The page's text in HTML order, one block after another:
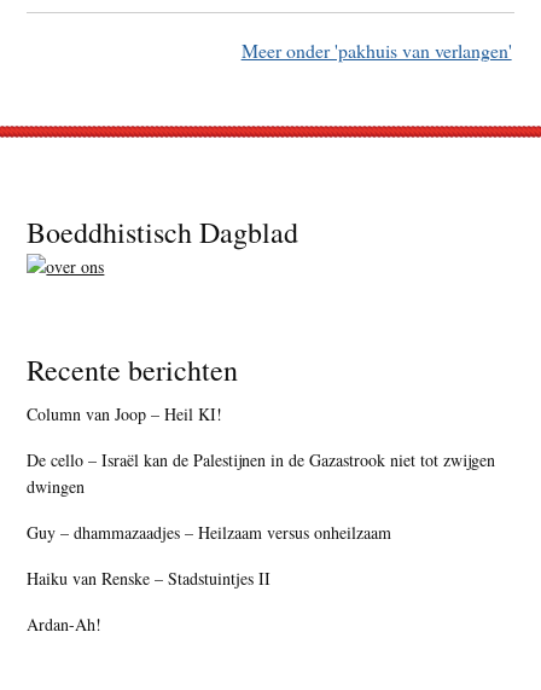
Meer onder 'pakhuis van verlangen'
Footer
Boeddhistisch Dagblad
Recente berichten
Column van Joop – Heil KI!
De cello – Israël kan de Palestijnen in de Gazastrook niet tot zwijgen
dwingen
Guy – dhammazaadjes – Heilzaam versus onheilzaam
Haiku van Renske – Stadstuintjes II
Ardan-Ah!